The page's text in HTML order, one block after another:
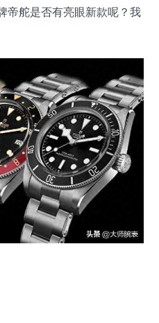
帝舵是否有亮眼新款呢？我